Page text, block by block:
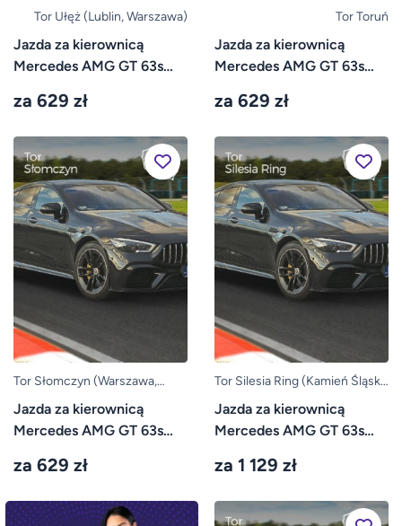
Tor Ułęż (Lublin, Warszawa)
Jazda za kierownicą
Mercedes AMG GT 63s
za 629 zł
Tor Toruń
Jazda za kierownicą
Mercedes AMG GT 63s
za 629 zł
Tor Słomczyn (Warszawa,
Grójec)
Jazda za kierownicą
Mercedes AMG GT 63s
za 629 zł
Tor Silesia Ring (Kamień Śląski,
Opole)
Jazda za kierownicą
Mercedes AMG GT 63s
za 1 129 zł